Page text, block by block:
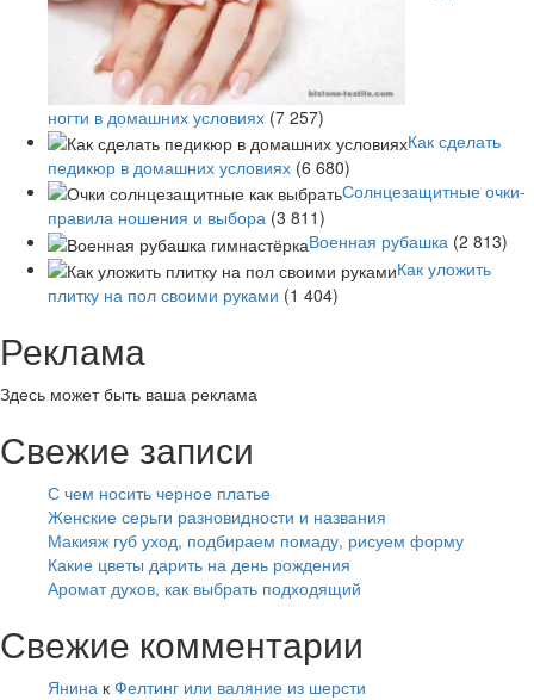
ногти в домашних условиях (7 257)
Как сделать
педикюр в домашних условиях (6 680)
Солнцезащитные очки-
правила ношения и выбора (3 811)
Военная рубашка (2 813)
Как уложить
плитку на пол своими руками (1 404)
Реклама
Здесь может быть ваша реклама
Свежие записи
С чем носить черное платье
Женские серьги разновидности и названия
Макияж губ уход, подбираем помаду, рисуем форму
Какие цветы дарить на день рождения
Аромат духов, как выбрать подходящий
Свежие комментарии
Янина к Фелтинг или валяние из шерсти